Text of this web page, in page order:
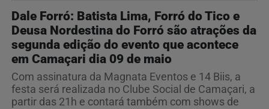
Dale Forró: Batista Lima, Forró do Tico e
Deusa Nordestina do Forró são atrações da
segunda edição do evento que acontece
em Camaçari dia 09 de maio
Com assinatura da Magnata Eventos e 14 Biis, a
festa será realizada no Clube Social de Camaçari, a
partir das 21h e contará também com shows de